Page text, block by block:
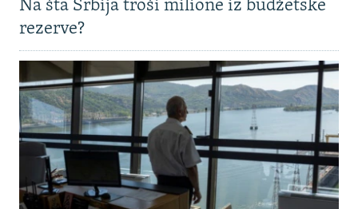
Na šta Srbija troši milione iz budžetske
rezerve?